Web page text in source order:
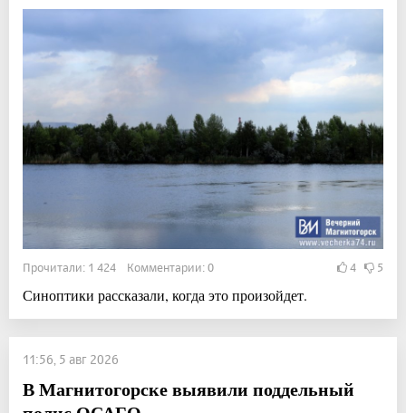
Прочитали: 1 424 Комментарии: 0 4 5
Синоптики рассказали, когда это произойдет.
11:56, 5 авг 2026
В Магнитогорске выявили поддельный